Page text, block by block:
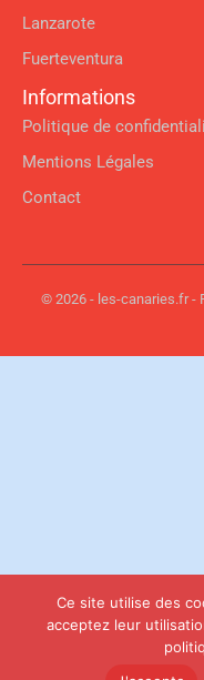
Lanzarote
Fuerteventura
Informations
Politique de
Mentions Légales
Contact
© 2026 - les-canaries.fr -
Ce site utilise des
acceptez leur